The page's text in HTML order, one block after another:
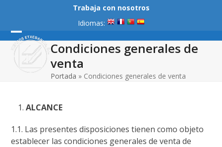
content
Trabaja con nosotros
Idiomas:
Open
mobile
Close
mobile
Condiciones generales de
venta
Portada » Condiciones generales de venta
ALCANCE
1.1. Las presentes disposiciones tienen como objeto
establecer las condiciones generales de venta de